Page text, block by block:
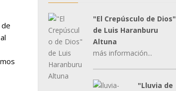
"El Crepúsculo de Dios"
de Luis Haranburu
Altuna
más información...
"Lluvia de